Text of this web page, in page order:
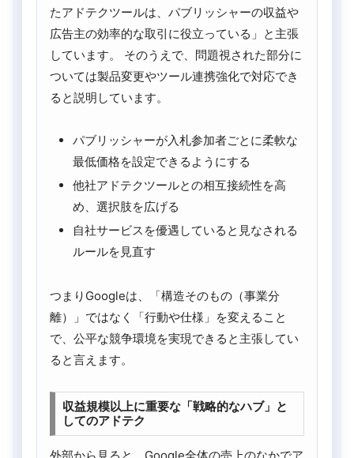
たアドテクツールは、パブリッシャーの収益や
広告主の効率的な取引に役立っている」と主張
しています。 そのうえで、問題視された部分に
ついては製品変更やツール連携強化で対応でき
ると説明しています。
パブリッシャーが入札参加者ごとに柔軟な
最低価格を設定できるようにする
他社アドテクツールとの相互接続性を高
め、選択肢を広げる
自社サービスを優遇していると見なされる
ルールを見直す
つまりGoogleは、「構造そのもの（事業分
離）」ではなく「行動や仕様」を変えること
で、公平な競争環境を実現できると主張してい
ると言えます。
収益規模以上に重要な「戦略的なハブ」と
してのアドテク